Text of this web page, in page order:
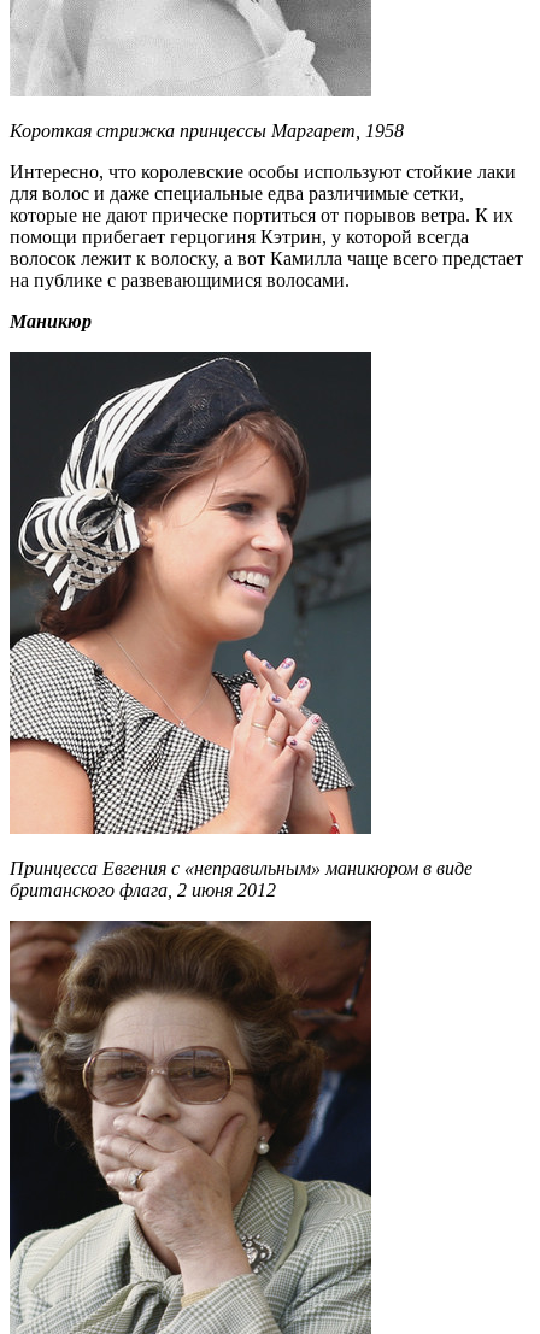
Короткая стрижка принцессы Маргарет, 1958
Интересно, что королевские особы используют стойкие лаки
для волос и даже специальные едва различимые сетки,
которые не дают прическе портиться от порывов ветра. К их
помощи прибегает герцогиня Кэтрин, у которой всегда
волосок лежит к волоску, а вот Камилла чаще всего предстает
на публике с развевающимися волосами.
Маникюр
Принцесса Евгения с «неправильным» маникюром в виде
британского флага, 2 июня 2012